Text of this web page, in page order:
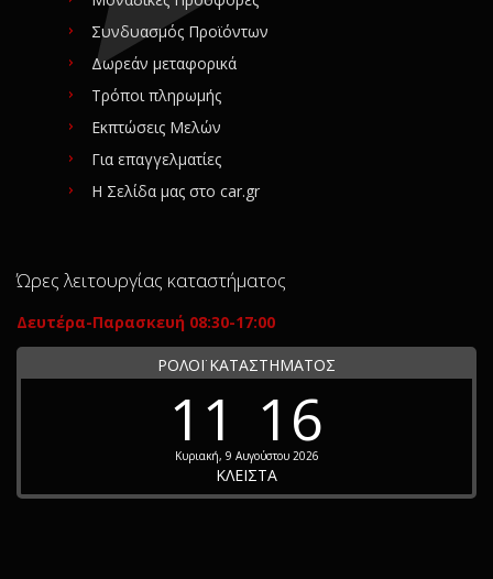
Συνδυασμός Προϊόντων
Δωρεάν μεταφορικά
Τρόποι πληρωμής
Εκπτώσεις Μελών
Για επαγγελματίες
Η Σελίδα μας στο car.gr
Ώρες λειτουργίας καταστήματος
Δευτέρα-Παρασκευή 08:30-17:00
ΡΟΛΟΪ ΚΑΤΑΣΤΗΜΑΤΟΣ
11 16
Κυριακή, 9 Αυγούστου 2026
ΚΛΕΙΣΤΑ